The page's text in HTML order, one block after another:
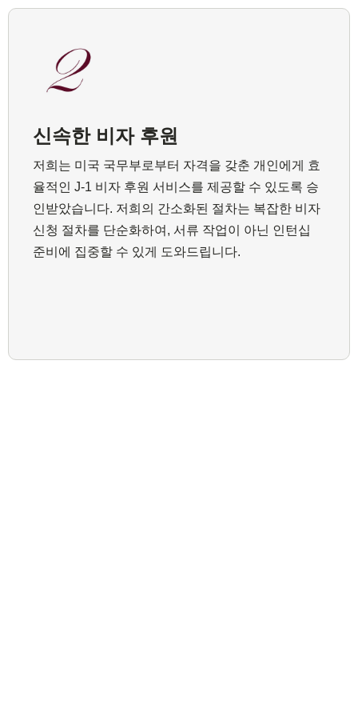
신속한 비자 후원
저희는 미국 국무부로부터 자격을 갖춘 개인에게 효
율적인 J-1 비자 후원 서비스를 제공할 수 있도록 승
인받았습니다. 저희의 간소화된 절차는 복잡한 비자
신청 절차를 단순화하여, 서류 작업이 아닌 인턴십
준비에 집중할 수 있게 도와드립니다.